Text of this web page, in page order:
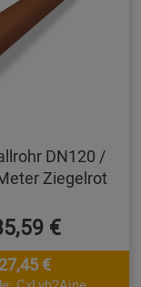
DN120 /
Ziegelrot
€
€